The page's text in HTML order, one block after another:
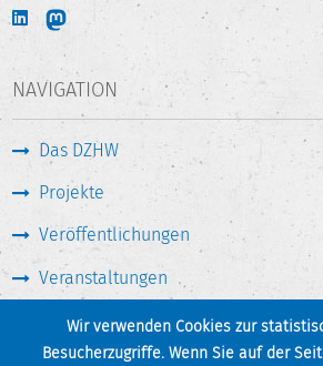
Wir verwenden Cookies zur
Besucherzugriffe. Wenn Sie auf der
NAVIGATION
Das DZHW
Projekte
Veröffentlichungen
Veranstaltungen
Medien & Service